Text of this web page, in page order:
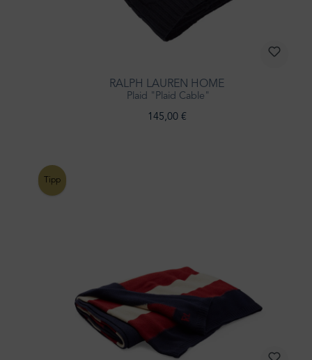
RALPH LAUREN HOME
Plaid "Plaid Cable"
145,00 €
Tipp